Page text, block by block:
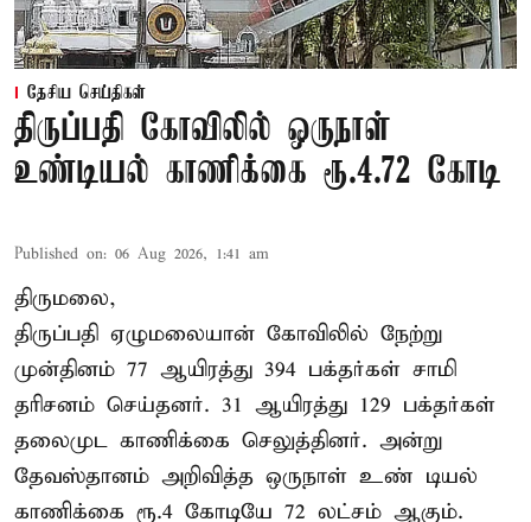
தேசிய செய்திகள்
திருப்பதி கோவிலில் ஒருநாள்
உண்டியல் காணிக்கை ரூ.4.72 கோடி
Published on: 06 Aug 2026, 1:41 am
திருமலை,
திருப்பதி ஏழுமலையான் கோவிலில் நேற்று
முன்தினம் 77 ஆயிரத்து 394 பக்தர்கள் சாமி
தரிசனம் செய்தனர். 31 ஆயிரத்து 129 பக்தர்கள்
தலைமுட காணிக்கை செலுத்தினர். அன்று
தேவஸ்தானம் அறிவித்த ஒருநாள் உண் டியல்
காணிக்கை ரூ.4 கோடியே 72 லட்சம் ஆகும்.